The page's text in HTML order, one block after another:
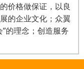
价格做保证，以良
的企业文化；众翼
的理念；创造服务